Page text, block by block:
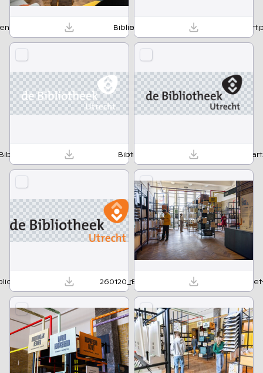
eten wij zijn Overvecht_IsabelleCornet-19.jpg
Bibliotheek_Utrecht_logo_RGB
wit.ai
Bibliotheek_Utrecht_logo_RGB
kleur.png